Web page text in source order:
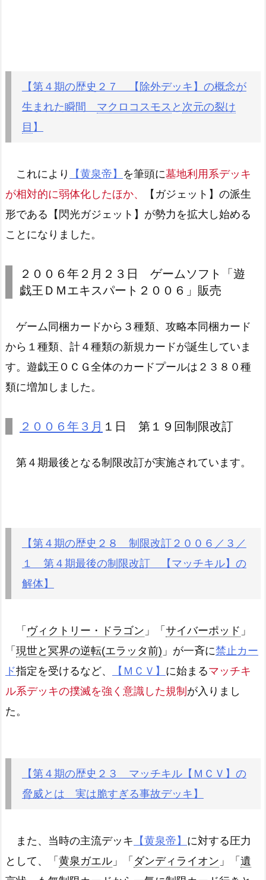
【第４期の歴史２７ 【除外デッキ】の概念が
生まれた瞬間 マクロコスモス と 次元の裂け
目 】
これにより 【黄泉帝】 を筆頭に墓地利用系デッキ
が相対的に弱体化したほか、
【ガジェット】の派生
形である【閃光ガジェット】が勢力を拡大し始める
ことになりました。
２００６年２月２３日 ゲームソフト「遊
戯王ＤＭエキスパート２００６」販売
ゲーム同梱カードから３種類、攻略本同梱カード
から１種類、計４種類の新規カードが誕生していま
す。遊戯王ＯＣＧ全体のカードプールは２３８０種
類に増加しました。
２００６年３月 １日 第１９回制限改訂
第４期最後となる制限改訂が実施されています。
【第４期の歴史２８ 制限改訂２００６／３／
１ 第４期最後の制限改訂 【マッチキル】の
解体】
「 ヴィクトリー・ドラゴン 」「 サイバーポッド 」
「 現世と冥界の逆転(エラッタ前) 」が一斉に禁止カー
ド指定を受けるなど、 【ＭＣＶ】 に始まるマッチキ
ル系デッキの撲滅を強く意識した規制 が入りまし
た。
【第４期の歴史２３ マッチキル【ＭＣＶ】の
脅威とは 実は脆すぎる事故デッキ】
また、当時の主流デッキ 【黄泉帝】 に対する圧力
として、「 黄泉ガエル 」「 ダンディライオン 」「 遺